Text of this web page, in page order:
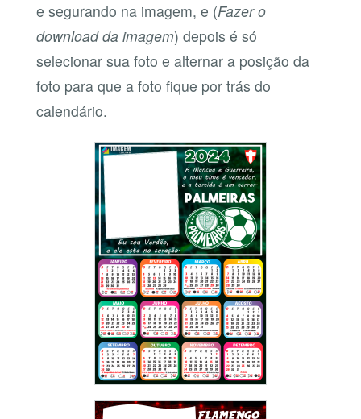
e segurando na imagem, e (Fazer o
download da imagem) depois é só
selecionar sua foto e alternar a posição da
foto para que a foto fique por trás do
calendário.